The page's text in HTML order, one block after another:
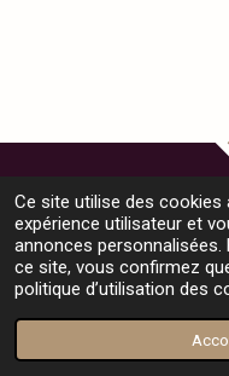
Ce site utilise des cookies
expérience utilisateur et
annonces
ce site, vous confirmez
politique d’utilisation des
© 2024 - 2025 Bienvenue au